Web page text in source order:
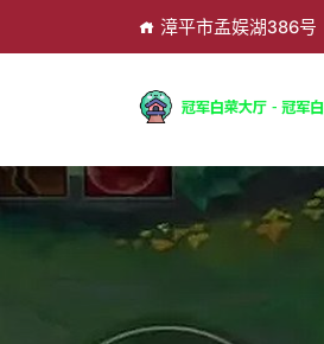
漳平市孟娱湖386号